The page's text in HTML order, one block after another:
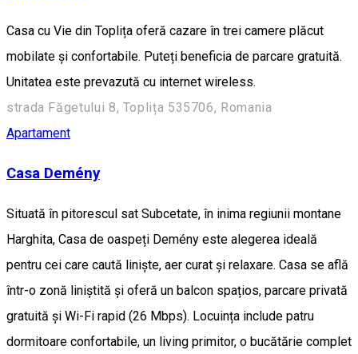
Casa cu Vie din Toplița oferă cazare în trei camere plăcut
mobilate și confortabile. Puteți beneficia de parcare gratuită.
Unitatea este prevazută cu internet wireless.
strada Făgetului 8, Toplița 535706, Romania
Apartament
Casa Demény
Situată în pitorescul sat Subcetate, în inima regiunii montane
Harghita, Casa de oaspeți Demény este alegerea ideală
pentru cei care caută liniște, aer curat și relaxare. Casa se află
într-o zonă liniștită și oferă un balcon spațios, parcare privată
gratuită și Wi-Fi rapid (26 Mbps). Locuința include patru
dormitoare confortabile, un living primitor, o bucătărie complet